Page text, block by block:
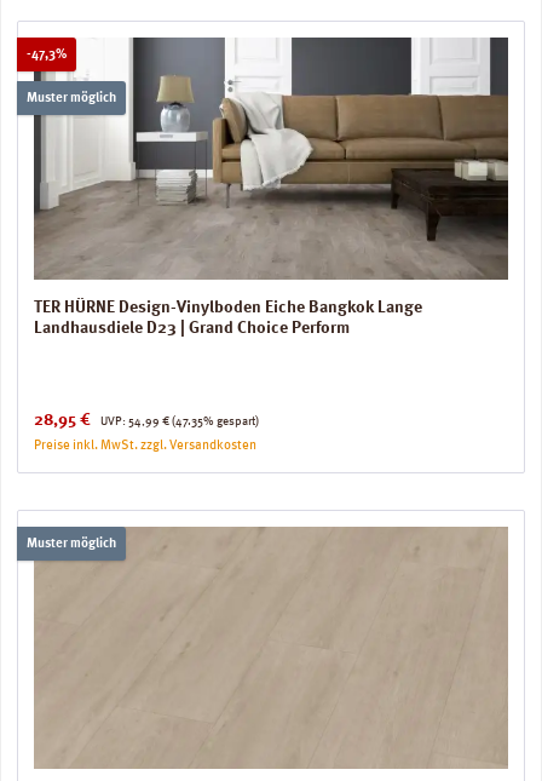
-47,3%Rabatt
Muster möglich
TER HÜRNE Design-Vinylboden Eiche Bangkok Lange
Landhausdiele D23 | Grand Choice Perform
Verkaufspreis:
28,95 € UVP:
Regulärer Preis:
54,99 € (47.35% gespart)
Preise inkl. MwSt. zzgl. Versandkosten
Muster möglich